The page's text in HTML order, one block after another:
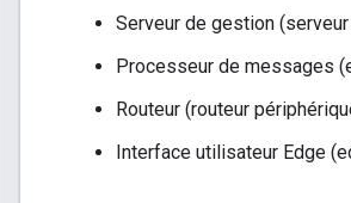
Serveur de gestion
Processeur de messages
Routeur (routeur
Interface utilisateur Edge